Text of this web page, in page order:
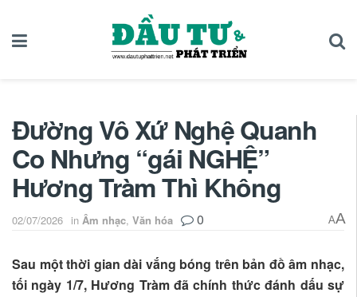
Đường Vô Xứ Nghệ Quanh
Co Nhưng “gái NGHỆ”
Hương Tràm Thì Không
02/07/2026 in Âm nhạc, Văn hóa 0 AA
Sau một thời gian dài vắng bóng trên bản đồ âm nhạc,
tối ngày 1/7, Hương Tràm đã chính thức đánh dấu sự